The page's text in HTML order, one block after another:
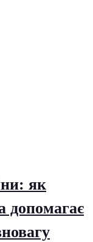
як
допомагає